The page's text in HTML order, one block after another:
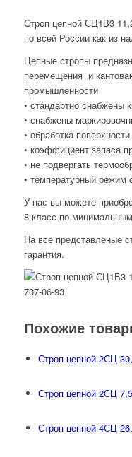
Строп цепной СЦ1В3
по всей России как из
Цепные стропы
перемещения и
промышленности
• стандартно снабжены
• снабжены
• обработка
• коэффициент запаса
• не подвергать
• температурный режим
У нас вы можете
8 класс по
На все представленые
гарантия.
Похожие
Строп цепной 2СЦ
Строп цепной 2СЦ
Строп цепной 4СЦ